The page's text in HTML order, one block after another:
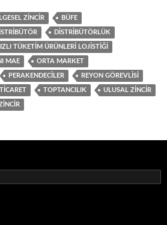
ZINCIR BÜFE
DISTRIBÜTÖRLÜK
TÜKETIM ÜRÜNLERI LOJISTIĞI
MAE ORTA MARKET
PERAKENDECILER REYON GÖREVLISI
TOPTANCILIK ULUSAL ZINCIR